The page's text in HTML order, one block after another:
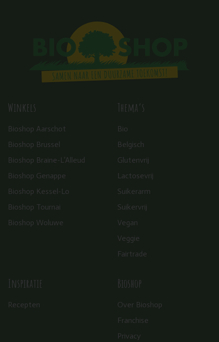
Winkels
Bioshop Aarschot
Bioshop Brussel
Bioshop Braine-L’Alleud
Bioshop Genappe
Bioshop Kessel-Lo
Bioshop Tournai
Bioshop Woluwe
Thema’s
Bio
Belgisch
Glutenvrij
Lactosevrij
Suikerarm
Suikervrij
Vegan
Veggie
Fairtrade
Inspiratie
Recepten
Bioshop
Over Bioshop
Franchise
Privacy